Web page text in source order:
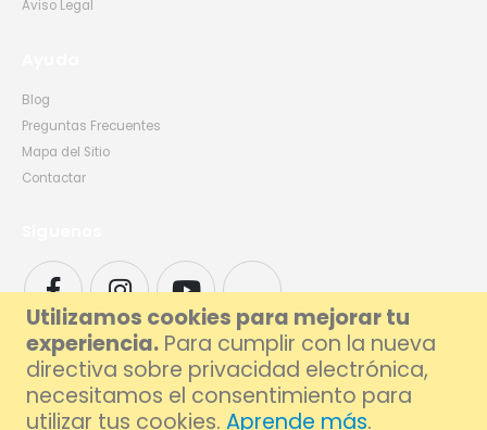
Utilizamos cookies para mejorar tu
experiencia. Para cumplir con la nueva
directiva sobre privacidad electrónica,
necesitamos el consentimiento para
utilizar tus cookies. Aprende más.
Aviso Legal
Blog
Preguntas Frecuentes
Mapa del Sitio
Contactar
© 2026 Foxlive - Especialistas en Reparación de Móviles y Ordenadores en